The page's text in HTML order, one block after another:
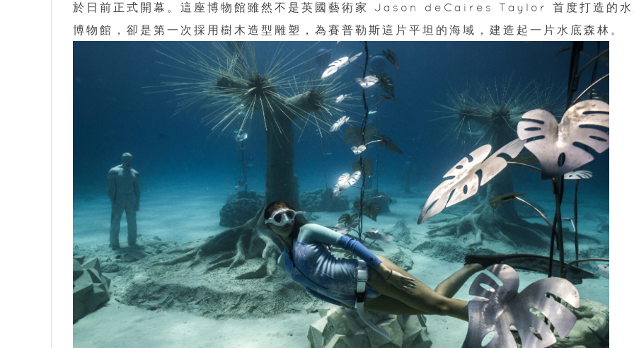
於日前正式開幕。這座博物館雖然不是英國藝術家 Jason deCaires Taylor 首度打造的
博物館，卻是第一次採用樹木造型雕塑，為賽普勒斯這片平坦的海域，建造起一片水底森林。